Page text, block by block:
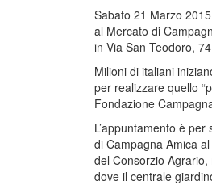
Sabato 21 Marzo
al Mercato di
in Via San Teodoro,
Milioni di italiani
per realizzare quello
Fondazione
L’appuntamento è
di Campagna Amica
del Consorzio
dove il centrale